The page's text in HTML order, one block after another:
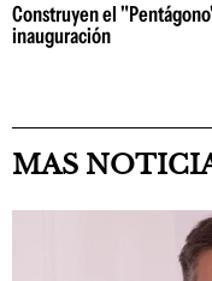
Construyen el
inauguración
MAS